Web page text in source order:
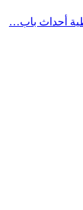
أحداث باب…